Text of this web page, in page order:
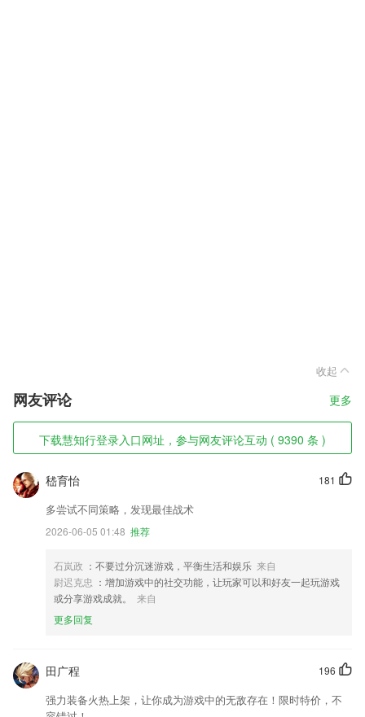
收起
网友评论 更多
下载慧知行登录入口网址，参与网友评论互动 ( 9390 条 )
181
嵇育怡
多尝试不同策略，发现最佳战术
2026-06-05 01:48 推荐
石岚政 ：不要过分沉迷游戏，平衡生活和娱乐 来自
尉迟克忠 ：增加游戏中的社交功能，让玩家可以和好友一起玩游戏
或分享游戏成就。
来自
更多回复
196
田广程
强力装备火热上架，让你成为游戏中的无敌存在！限时特价，不